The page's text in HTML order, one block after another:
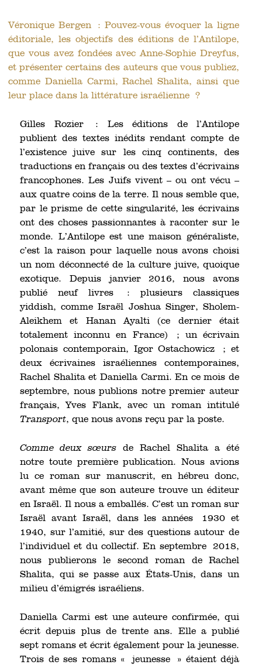
Véronique Bergen : Pouvez-vous évoquer la ligne
éditoriale, les objectifs des éditions de l’Antilope,
que vous avez fondées avec Anne-Sophie Dreyfus,
et présenter certains des auteurs que vous publiez,
comme Daniella Carmi, Rachel Shalita, ainsi que
leur place dans la littérature israélienne ?
Gilles Rozier : Les éditions de l’Antilope
publient des textes inédits rendant compte de
l’existence juive sur les cinq continents, des
traductions en français ou des textes d’écrivains
francophones. Les Juifs vivent – ou ont vécu –
aux quatre coins de la terre. Il nous semble que,
par le prisme de cette singularité, les écrivains
ont des choses passionnantes à raconter sur le
monde. L’Antilope est une maison généraliste,
c’est la raison pour laquelle nous avons choisi
un nom déconnecté de la culture juive, quoique
exotique. Depuis janvier 2016, nous avons
publié neuf livres : plusieurs classiques
yiddish, comme Israël Joshua Singer, Sholem-
Aleikhem et Hanan Ayalti (ce dernier était
totalement inconnu en France) ; un écrivain
polonais contemporain, Igor Ostachowicz ; et
deux écrivaines israéliennes contemporaines,
Rachel Shalita et Daniella Carmi. En ce mois de
septembre, nous publions notre premier auteur
français, Yves Flank, avec un roman intitulé
Transport, que nous avons reçu par la poste.
Comme deux sœurs de Rachel Shalita a été
notre toute première publication. Nous avions
lu ce roman sur manuscrit, en hébreu donc,
avant même que son auteure trouve un éditeur
en Israël. Il nous a emballés. C’est un roman sur
Israël avant Israël, dans les années 1930 et
1940, sur l’amitié, sur des questions autour de
l’individuel et du collectif. En septembre 2018,
nous publierons le second roman de Rachel
Shalita, qui se passe aux États-Unis, dans un
milieu d’émigrés israéliens.
Daniella Carmi est une auteure confirmée, qui
écrit depuis plus de trente ans. Elle a publié
sept romans et écrit également pour la jeunesse.
Trois de ses romans « jeunesse » étaient déjà